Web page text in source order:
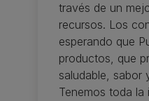
través de un
recursos. Los
esperando que
productos, que
saludable, sabor
Tenemos toda la